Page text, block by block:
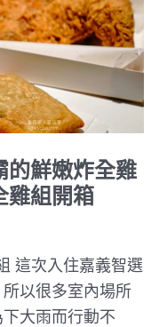
的鮮嫩炸全雞
雞組開箱
這次入住嘉義智選
以很多室內場所
大雨而行動不